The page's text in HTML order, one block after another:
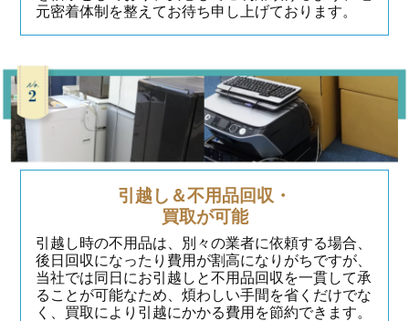
元密着体制を整えてお待ち申し上げております。
引越し＆不用品回収・
買取が可能
引越し時の不用品は、別々の業者に依頼する場合、
後日回収になったり費用が割高になりがちですが、
当社では同日にお引越しと不用品回収を一貫して承
ることが可能なため、煩わしい手間を省くだけでな
く、買取により引越にかかる費用を節約できます。